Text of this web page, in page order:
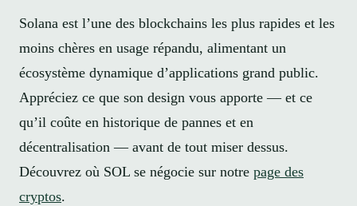
Solana est l’une des blockchains les plus rapides et les
moins chères en usage répandu, alimentant un
écosystème dynamique d’applications grand public.
Appréciez ce que son design vous apporte — et ce
qu’il coûte en historique de pannes et en
décentralisation — avant de tout miser dessus.
Découvrez où SOL se négocie sur notre page des
cryptos.